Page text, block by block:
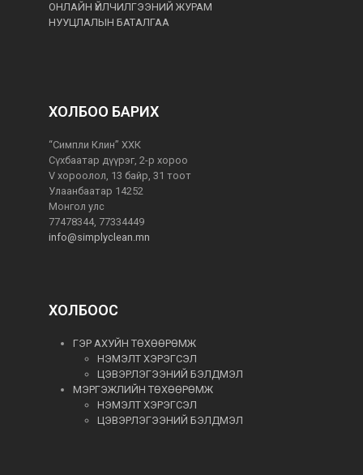
ОНЛАЙН ҮЙЛЧИЛГЭЭНИЙ ЖУРАМ
НУУЦЛАЛЫН БАТАЛГАА
ХОЛБОО БАРИХ
“Симпли Клин” ХХК
Сүхбаатар дүүрэг, 2-р хороо
V хороолол, 13 байр, 31 тоот
Улаанбаатар 14252
Монгол улс
77478344, 77334449
info@simplyclean.mn
ХОЛБООС
ГЭР АХУЙН ТӨХӨӨРӨМЖ
НЭМЭЛТ ХЭРЭГСЭЛ
ЦЭВЭРЛЭГЭЭНИЙ БЭЛДМЭЛ
МЭРГЭЖЛИЙН ТӨХӨӨРӨМЖ
НЭМЭЛТ ХЭРЭГСЭЛ
ЦЭВЭРЛЭГЭЭНИЙ БЭЛДМЭЛ